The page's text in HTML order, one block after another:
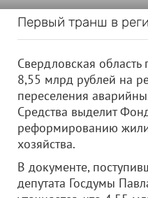
Первый транш в
Свердловская область
8,55 млрд рублей на
переселения
Средства выделит
реформированию
хозяйства.
В документе,
депутата Госдумы